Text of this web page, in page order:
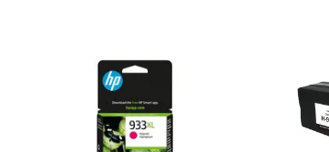
Données d'identification
Données d'identification